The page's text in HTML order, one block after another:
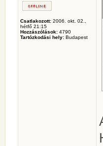
Csatlakozott: 2006. okt. 02.,
hétfő 21:15
Hozzászólások: 4790
Tartózkodási hely: Budapest